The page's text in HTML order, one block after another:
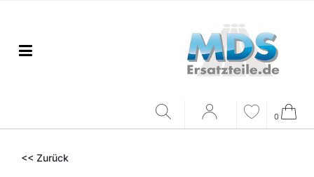
0
<< Zurück